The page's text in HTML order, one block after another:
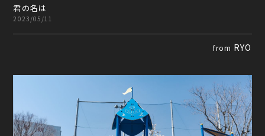
君の名は
2023/05/11
from RYO